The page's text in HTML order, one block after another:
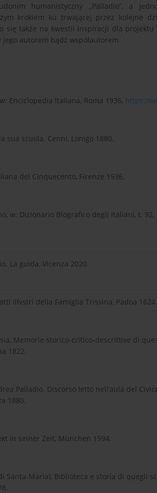
humanistyczny „Palladio”, a
krokiem ku trwającej przez kolejne
się także na kwestii inspiracji dla
autorem bądź współautorem.
Enciclopedia Italiana, Roma 1936, https://
sua scuola. Cenni, Lonigo 1880.
del Cinquecento, Firenze 1936.
w: Dizionario Biografico degli Italiani, t. 92,
La guida, Vicenza 2020.
illvstri della Famiglia Trissina, Padoa 1624.
Memorie storico-critico-descrittive di
1822.
Palladio. Discorso letto nell’aula del
1880.
in seiner Zeit, München 1994.
Santa-Maria), Biblioteca e storia di quegli